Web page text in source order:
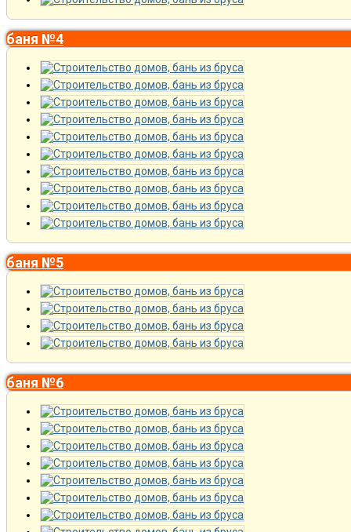
баня №4
баня №5
баня №6